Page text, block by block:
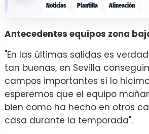
Noticias Plantilla Alineación
Antecedentes equipos zona
"En las últimas salidas es
tan buenas, en Sevilla
campos importantes sí lo
esperemos que el equipo
bien como ha hecho en otros
casa durante la temporada".